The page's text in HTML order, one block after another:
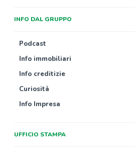
INFO DAL GRUPPO
Podcast
Info immobiliari
Info creditizie
Curiosità
Info Impresa
UFFICIO STAMPA